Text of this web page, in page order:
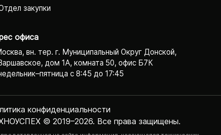
закупки
офиса
вн. тер. г. Муниципальный Округ Донской,
дом 1А, комната 50, офис Б7К
с 8:45 до 17:45
© 2019–2026. Все права защищены.
конфиденциаль­ности